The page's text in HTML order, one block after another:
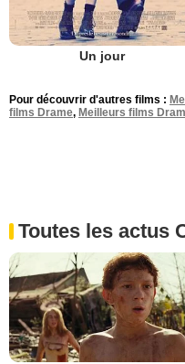
Un jour
Pour découvrir d'autres films :
films Drame, Meilleurs films
Toutes les actus